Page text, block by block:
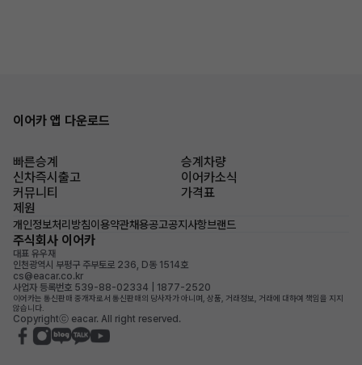
이어카 앱 다운로드
빠른승계
승계차량
신차즉시출고
이어카소식
커뮤니티
가격표
제원
개인정보처리방침이용약관채용공고공지사항브랜드
주식회사 이어카
대표 유우재
인천광역시 부평구 주부토로 236, D동 1514호
cs@eacar.co.kr
사업자 등록번호 539-88-02334 | 1877-2520
이어카는 통신판매 중개자로서 통신판매의 당사자가 아니며, 상품, 거래정보, 거래에 대하여 책임을 지지
않습니다.
Copyrightⓒ eacar. All right reserved.